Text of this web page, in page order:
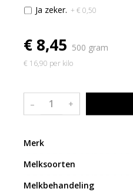
Ja zeker. + € 0,50
€ 8,45 500 gram
€ 16,90 per kilo
– +
Merk
Melksoorten
Melkbehandeling